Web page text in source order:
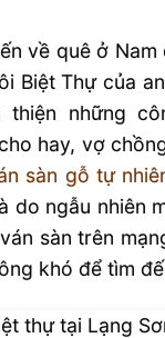
Liên Quan
Sàn Gỗ Cẩm Trắc
Nghĩa Hà Đông
Sàn Gỗ Lim Nam
Đan Phượng
Gỗ Lim Nam Phi
Đình
Cửa, Cầu Thang,
về quê ở Nam
Biệt Thự của
thiện những
hay, vợ
sàn gỗ tự
do ngẫu nhiên
sàn trên
khó để tìm